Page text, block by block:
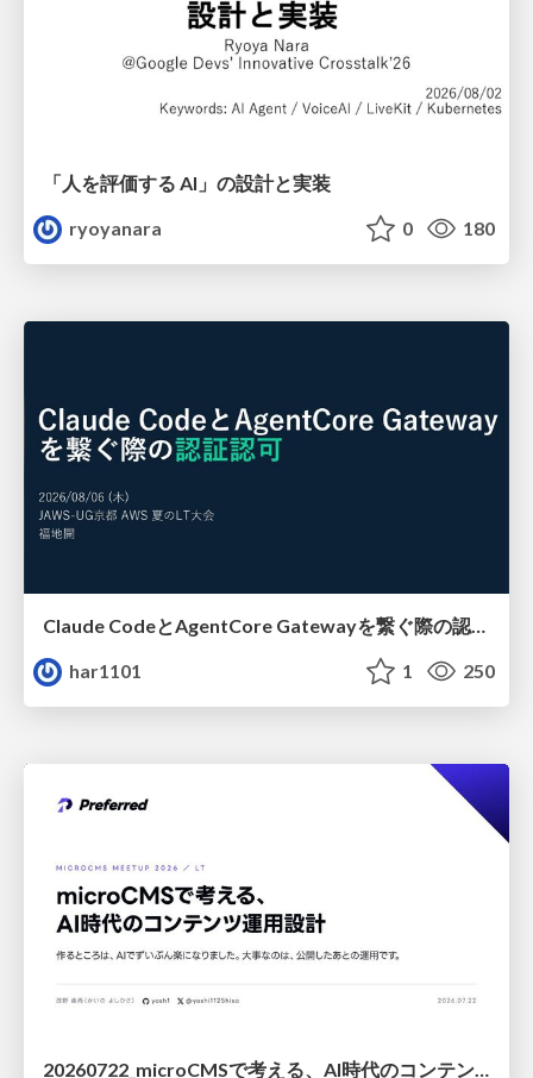
「人を評価する AI」の 設計と実装
ryoyanara
0 180
Claude CodeとAgentCore Gatewayを繋ぐ際の認証認可 / Authentication and authorization when connecting Claude Code with AgentCore Gateway
har1101
1 250